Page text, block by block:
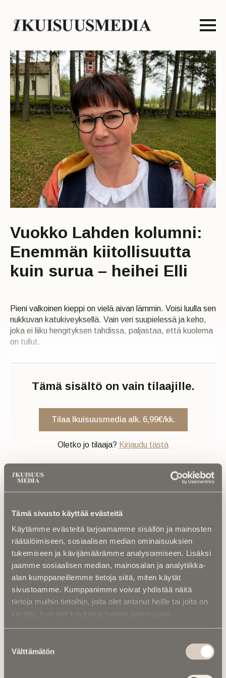
Tämä sivusto käyttää evästeitä
Käytämme evästeitä tarjoamamme sisällön ja mainosten
räätälöimiseen, sosiaalisen median ominaisuuksien
tukemiseen ja kävijämäärämme analysoimiseen. Lisäksi
jaamme sosiaalisen median, mainosalan ja analytiikka-
alan kumppaneillemme tietoja siitä, miten käytät
sivustoamme. Kumppanimme voivat yhdistää näitä
tietoja muihin tietoihin, joita olet antanut heille tai joita on
kerätty, kun olet käyttänyt heidän palvelujaan.
valinta
Välttämätön
Vuokko Lahden kolumni:
Enemmän kiitollisuutta
kuin surua – heihei Elli
Pieni valkoinen kieppi on vielä aivan lämmin. Voisi luulla sen
nukkuvan katukiveyksellä. Vain veri suupielessä ja keho,
joka ei liiku hengityksen tahdissa, paljastaa, että kuolema
on tullut.
Tämä sisältö on vain tilaajille.
Tilaa Ikuisuusmedia alk. 6,99€/kk.
Oletko jo tilaaja? Kirjaudu tästä
Luetuimmat
tarinankertoja kuoli väkivaltaisesti
Kuolinuutiset | “Yksi taivas kaiken yllä” –
Retkeilytubettaja Ali Leiniö kuoli
hiihtovaelluksella Lapissa
Kalenterista | Jarno Saarinen muistetaan –
Paronin tie ei päättynyt Monzaan
“Mulla on ihan kiire elää”